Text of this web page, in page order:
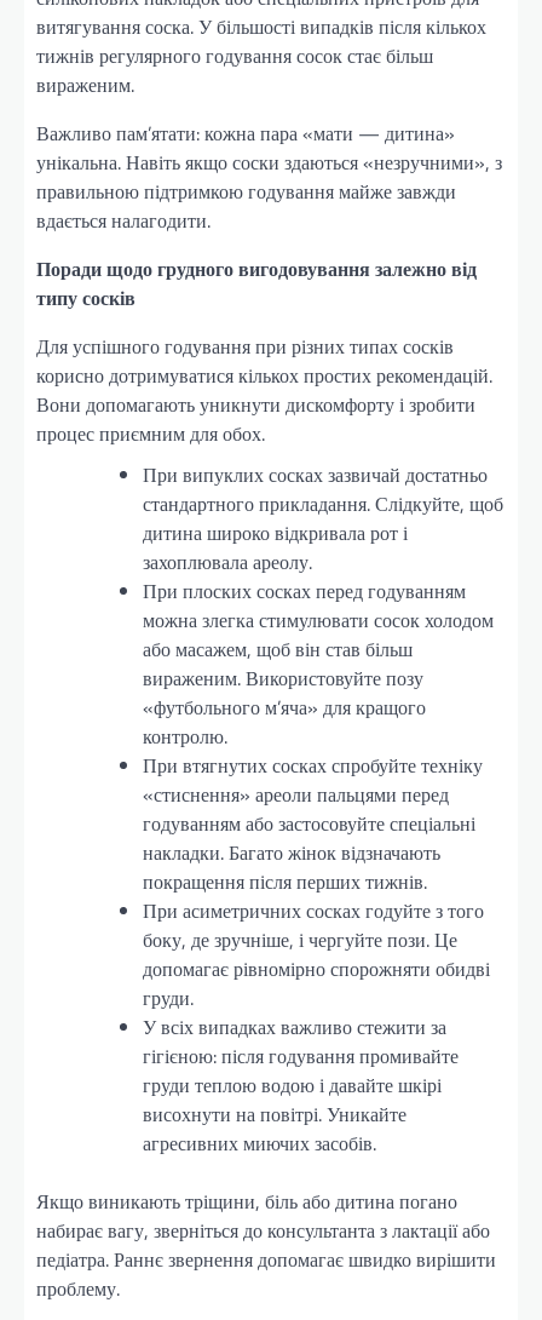
витягування соска. У більшості випадків після кількох
тижнів регулярного годування сосок стає більш
вираженим.
Важливо пам’ятати: кожна пара «мати — дитина»
унікальна. Навіть якщо соски здаються «незручними», з
правильною підтримкою годування майже завжди
вдається налагодити.
Поради щодо грудного вигодовування залежно від
типу сосків
Для успішного годування при різних типах сосків
корисно дотримуватися кількох простих рекомендацій.
Вони допомагають уникнути дискомфорту і зробити
процес приємним для обох.
При випуклих сосках зазвичай достатньо
стандартного прикладання. Слідкуйте, щоб
дитина широко відкривала рот і
захоплювала ареолу.
При плоских сосках перед годуванням
можна злегка стимулювати сосок холодом
або масажем, щоб він став більш
вираженим. Використовуйте позу
«футбольного м’яча» для кращого
контролю.
При втягнутих сосках спробуйте техніку
«стиснення» ареоли пальцями перед
годуванням або застосовуйте спеціальні
накладки. Багато жінок відзначають
покращення після перших тижнів.
При асиметричних сосках годуйте з того
боку, де зручніше, і чергуйте пози. Це
допомагає рівномірно спорожняти обидві
груди.
У всіх випадках важливо стежити за
гігієною: після годування промивайте
груди теплою водою і давайте шкірі
висохнути на повітрі. Уникайте
агресивних миючих засобів.
Якщо виникають тріщини, біль або дитина погано
набирає вагу, зверніться до консультанта з лактації або
педіатра. Раннє звернення допомагає швидко вирішити
проблему.